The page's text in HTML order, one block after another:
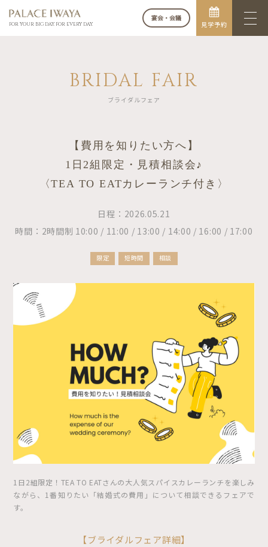
FOR YOUR BIG DAY. FOR EVERY DAY.
宴会・会議
見学予約
BRIDAL FAIR
ブライダルフェア
【費用を知りたい方へ】
1日2組限定・見積相談会♪
〈TEA TO EATカレーランチ付き〉
日程：2026.05.21
時間：2時間制 10:00 / 11:00 / 13:00 / 14:00 / 16:00 / 17:00
限定 短時間 相談
1日2組限定！TEA TO EATさんの大人気スパイスカレーランチを楽しみ
ながら、1番知りたい「結婚式の費用」について相談できるフェアで
す。
【ブライダルフェア詳細】